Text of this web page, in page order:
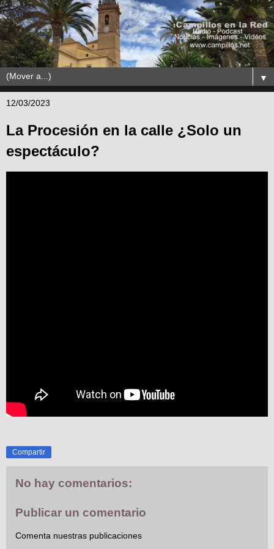
▼
12/03/2023
La Procesión en la calle ¿Solo un
espectáculo?
Compartir
No hay comentarios:
Publicar un comentario
Comenta nuestras publicaciones